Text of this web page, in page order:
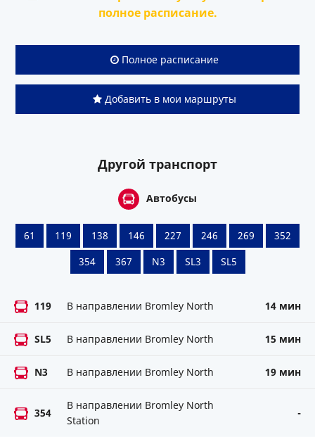
полное расписание.
Полное расписание
Добавить в мои маршруты
Другой транспорт
Автобусы
61 119 138 146 227 246 269
352
354
367 N3 SL3 SL5
119 В направлении Bromley North 14 мин
SL5 В направлении Bromley North 15 мин
N3 В направлении Bromley North 19 мин
354
В направлении Bromley North
Station
-